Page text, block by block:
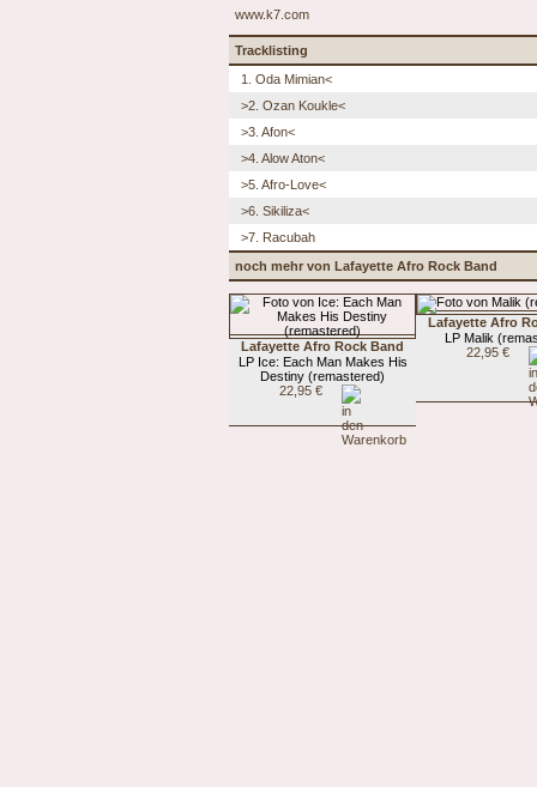
www.k7.com
Tracklisting
1. Oda Mimian<
>2. Ozan Koukle<
>3. Afon<
>4. Alow Aton<
>5. Afro-Love<
>6. Sikiliza<
>7. Racubah
noch mehr von Lafayette Afro Rock Band
Lafayette Afro Rock Band
LP Ice: Each Man Makes His
Destiny (remastered)
22,95 €
Lafayette Afro
LP Malik
22,95 €